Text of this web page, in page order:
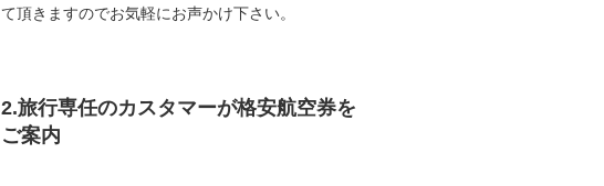
て頂きますのでお気軽にお声かけ下さい。
2.旅行専任のカスタマーが格安航空券を
ご案内